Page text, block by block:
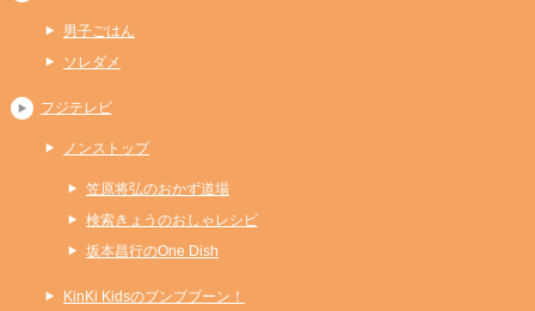
男子ごはん
ソレダメ
フジテレビ
ノンストップ
笠原将弘のおかず道場
検索きょうのおしゃレシピ
坂本昌行のOne Dish
KinKi Kidsのブンブブーン！